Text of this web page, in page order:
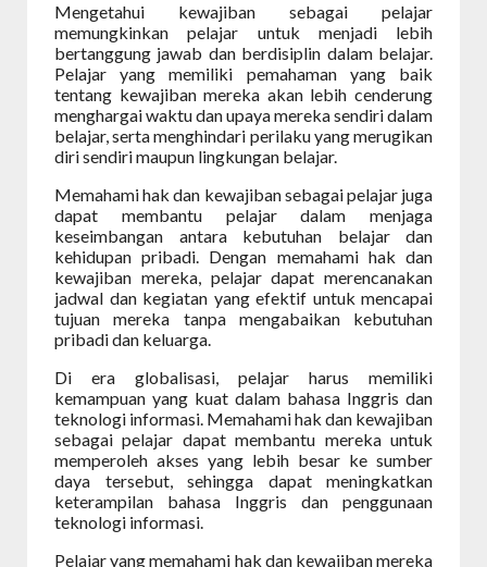
Mengetahui kewajiban sebagai pelajar
memungkinkan pelajar untuk menjadi lebih
bertanggung jawab dan berdisiplin dalam belajar.
Pelajar yang memiliki pemahaman yang baik
tentang kewajiban mereka akan lebih cenderung
menghargai waktu dan upaya mereka sendiri dalam
belajar, serta menghindari perilaku yang merugikan
diri sendiri maupun lingkungan belajar.
Memahami hak dan kewajiban sebagai pelajar juga
dapat membantu pelajar dalam menjaga
keseimbangan antara kebutuhan belajar dan
kehidupan pribadi. Dengan memahami hak dan
kewajiban mereka, pelajar dapat merencanakan
jadwal dan kegiatan yang efektif untuk mencapai
tujuan mereka tanpa mengabaikan kebutuhan
pribadi dan keluarga.
Di era globalisasi, pelajar harus memiliki
kemampuan yang kuat dalam bahasa Inggris dan
teknologi informasi. Memahami hak dan kewajiban
sebagai pelajar dapat membantu mereka untuk
memperoleh akses yang lebih besar ke sumber
daya tersebut, sehingga dapat meningkatkan
keterampilan bahasa Inggris dan penggunaan
teknologi informasi.
Pelajar yang memahami hak dan kewajiban mereka